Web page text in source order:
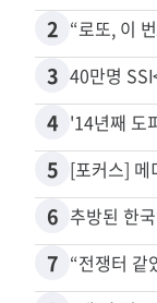
2
3
4
5
6 추방된 한
7